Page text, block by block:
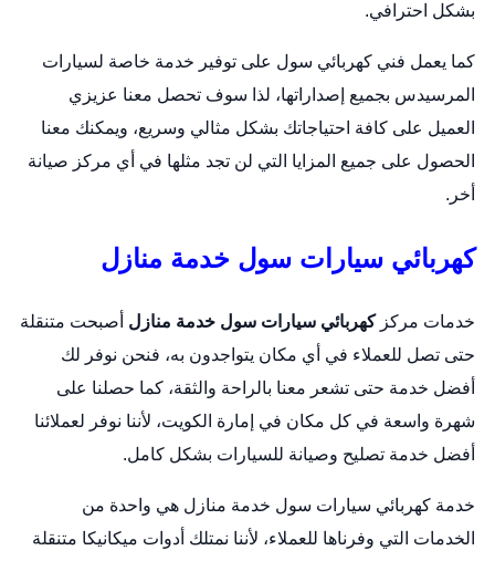
بشكل احترافي.
كما يعمل فني كهربائي سول على توفير خدمة خاصة لسيارات
المرسيدس بجميع إصداراتها، لذا سوف تحصل معنا عزيزي
العميل على كافة احتياجاتك بشكل مثالي وسريع، ويمكنك معنا
الحصول على جميع المزايا التي لن تجد مثلها في أي مركز صيانة
أخر.
كهربائي سيارات سول خدمة منازل
خدمات مركزكهربائي سيارات سول خدمة منازل أصبحت متنقلة
حتى تصل للعملاء في أي مكان يتواجدون به، فنحن نوفر لك
أفضل خدمة حتى تشعر معنا بالراحة والثقة، كما حصلنا على
شهرة واسعة في كل مكان في إمارة الكويت، لأننا نوفر لعملائنا
أفضل خدمة تصليح وصيانة للسيارات بشكل كامل.
خدمة كهربائي سيارات سول خدمة منازل هي واحدة من
الخدمات التي وفرناها للعملاء، لأننا نمتلك أدوات ميكانيكا متنقلة